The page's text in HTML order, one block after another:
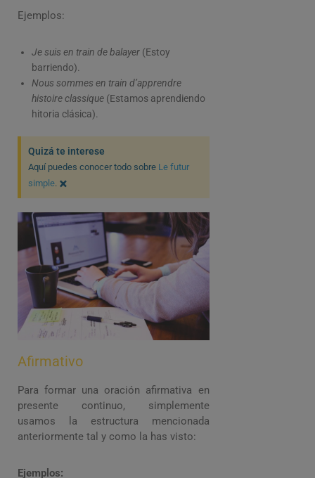
Ejemplos:
Je suis en train de balayer (Estoy
barriendo).
Nous sommes en train d’apprendre
histoire classique (Estamos aprendiendo
hitoria clásica).
Quizá te interese
Aquí puedes conocer todo sobre Le futur
simple. ×
Afirmativo
Para formar una oración afirmativa en
presente continuo, simplemente
usamos la estructura mencionada
anteriormente tal y como la has visto:
Ejemplos: